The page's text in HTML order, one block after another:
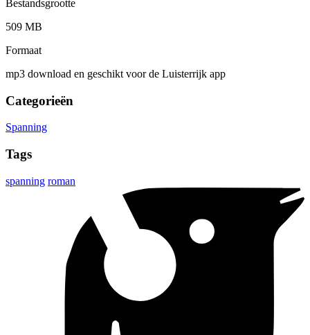
Bestandsgrootte
509 MB
Formaat
mp3 download en geschikt voor de Luisterrijk app
Categorieën
Spanning
Tags
spanning roman